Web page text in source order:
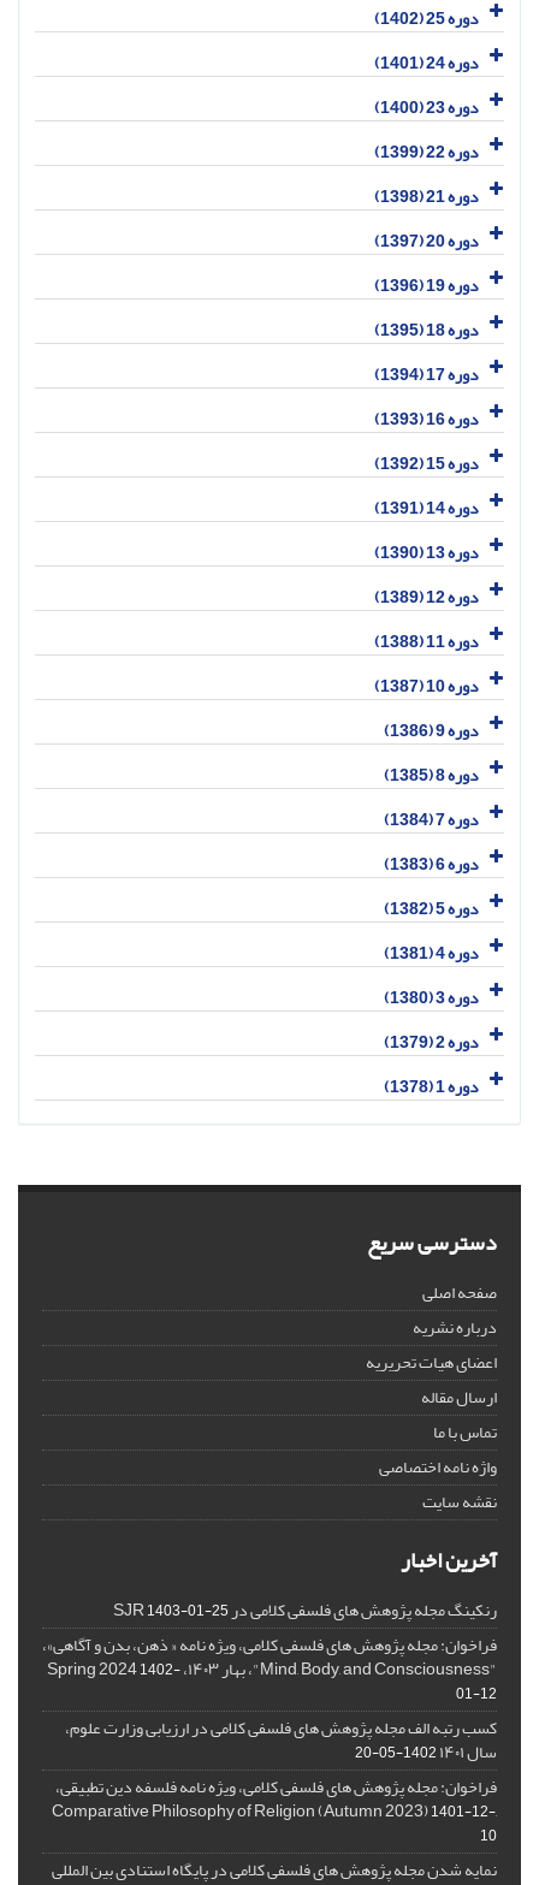
دوره 25 (1402)
دوره 24 (1401)
دوره 23 (1400)
دوره 22 (1399)
دوره 21 (1398)
دوره 20 (1397)
دوره 19 (1396)
دوره 18 (1395)
دوره 17 (1394)
دوره 16 (1393)
دوره 15 (1392)
دوره 14 (1391)
دوره 13 (1390)
دوره 12 (1389)
دوره 11 (1388)
دوره 10 (1387)
دوره 9 (1386)
دوره 8 (1385)
دوره 7 (1384)
دوره 6 (1383)
دوره 5 (1382)
دوره 4 (1381)
دوره 3 (1380)
دوره 2 (1379)
دوره 1 (1378)
دسترسی سریع
صفحه اصلی
درباره نشریه
اعضای هیات تحریریه
ارسال مقاله
تماس با ما
واژه نامه اختصاصی
نقشه سایت
آخرین اخبار
رنکینگ مجله پژوهش های فلسفی کلامی در SJR1403-01-25
فراخوان: مجله پژوهش های فلسفی کلامی، ویژه نامه « ذهن، بدن و آگاهی»،
"Mind, Body, and Consciousness"، بهار ۱۴۰۳، Spring 2024
1402-
01-12
کسب رتبه الف مجله پژوهش های فلسفی کلامی در ارزیابی وزارت علوم،
سال ۱۴۰۱ 1402-05-20
فراخوان: مجله پژوهش های فلسفی کلامی، ویژه نامه فلسفه دین تطبیقی،
,Comparative Philosophy of Religion (Autumn 2023)
1401-12-
10
نمایه شدن مجله پژوهش های فلسفی کلامی در پایگاه استنادی بین المللی